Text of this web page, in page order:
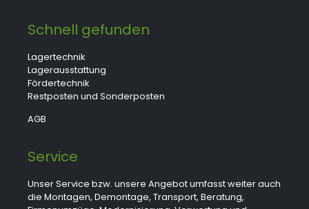
Schnell gefunden
Lagertechnik
Lagerausstattung
Fördertechnik
Restposten und Sonderposten
AGB
Service
Unser Service bzw. unsere Angebot umfasst weiter auch
die Montagen, Demontage, Transport, Beratung,